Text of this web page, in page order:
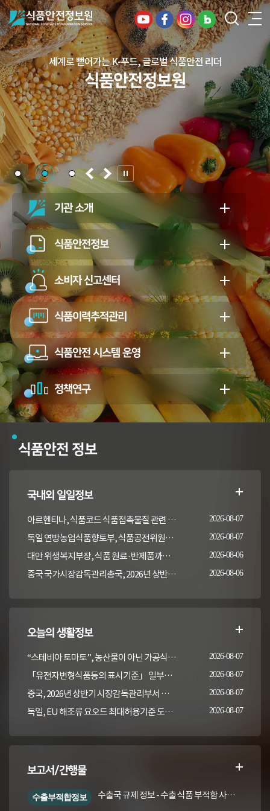
건강하고 안전한 식생활, 일상의 행복을
든든하게 지키는 식품안전 지킴이
식품안전정보원
세계로 뻗어가는 K-푸드, 글로벌 식품안전 리더
식품안전정보원
기관 소개
식품안전정보
소비자 신고센터
식품이력추적관리
식품안전 시스템 운영
정책연구
식품안전 정보
국내외 일일정보
아르헨티나, 식품코드 식품접촉물질 관련 일부 조항 개정 2026-08-07
독일 연방농업식품향토부, 식품공전위원회의 갑각류 및 연체류 지침 개정 채택 고시 2026-08-07
대만 위생복지부장, 식품 원료·반제품까지 이상 통보 의무 확대 추진 2026-08-06
중국 국가시장감독관리총국, 2026년 상반기 시장감독관리부서 식품안전 감독 샘플검사 현황 통보 2026-08-06
오늘의 생활정보
“스테비아 토마토”, 농산물이 아닌 가공식품입니다 2026-08-07
「유전자변형식품등의 표시기준」 일부개정고시(안) 행정예고(식품의약품안전처 공고 제2026-389호, 2026. 8. 5.) 2026-08-07
중국, 2026년 상반기 시장감독관리부서 식품안전 감독 샘플검사 현황 통보 2026-08-07
독일, EU 해조류 요오드 최대허용기준 도입안 평가... 요오드 함량 표시 및 경고문 권고 2026-08-07
보고서/간행물
수출부적합정보 수출국 규제 정보 - 수출 식품 부적합 사례 및 관련 기준·규격('26년 1분기)